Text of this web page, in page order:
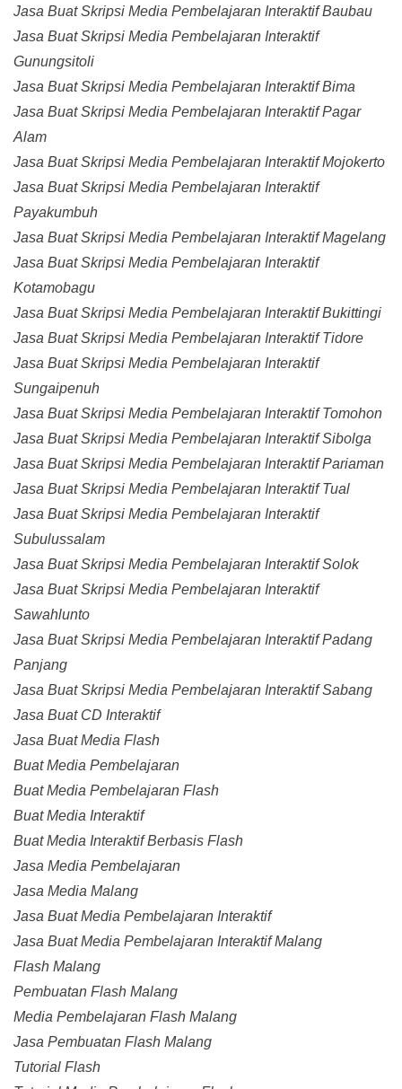
Jasa Buat Skripsi Media Pembelajaran Interaktif Baubau
Jasa Buat Skripsi Media Pembelajaran Interaktif
Gunungsitoli
Jasa Buat Skripsi Media Pembelajaran Interaktif Bima
Jasa Buat Skripsi Media Pembelajaran Interaktif Pagar
Alam
Jasa Buat Skripsi Media Pembelajaran Interaktif Mojokerto
Jasa Buat Skripsi Media Pembelajaran Interaktif
Payakumbuh
Jasa Buat Skripsi Media Pembelajaran Interaktif Magelang
Jasa Buat Skripsi Media Pembelajaran Interaktif
Kotamobagu
Jasa Buat Skripsi Media Pembelajaran Interaktif Bukittingi
Jasa Buat Skripsi Media Pembelajaran Interaktif Tidore
Jasa Buat Skripsi Media Pembelajaran Interaktif
Sungaipenuh
Jasa Buat Skripsi Media Pembelajaran Interaktif Tomohon
Jasa Buat Skripsi Media Pembelajaran Interaktif Sibolga
Jasa Buat Skripsi Media Pembelajaran Interaktif Pariaman
Jasa Buat Skripsi Media Pembelajaran Interaktif Tual
Jasa Buat Skripsi Media Pembelajaran Interaktif
Subulussalam
Jasa Buat Skripsi Media Pembelajaran Interaktif Solok
Jasa Buat Skripsi Media Pembelajaran Interaktif
Sawahlunto
Jasa Buat Skripsi Media Pembelajaran Interaktif Padang
Panjang
Jasa Buat Skripsi Media Pembelajaran Interaktif Sabang
Jasa Buat CD Interaktif
Jasa Buat Media Flash
Buat Media Pembelajaran
Buat Media Pembelajaran Flash
Buat Media Interaktif
Buat Media Interaktif Berbasis Flash
Jasa Media Pembelajaran
Jasa Media Malang
Jasa Buat Media Pembelajaran Interaktif
Jasa Buat Media Pembelajaran Interaktif Malang
Flash Malang
Pembuatan Flash Malang
Media Pembelajaran Flash Malang
Jasa Pembuatan Flash Malang
Tutorial Flash